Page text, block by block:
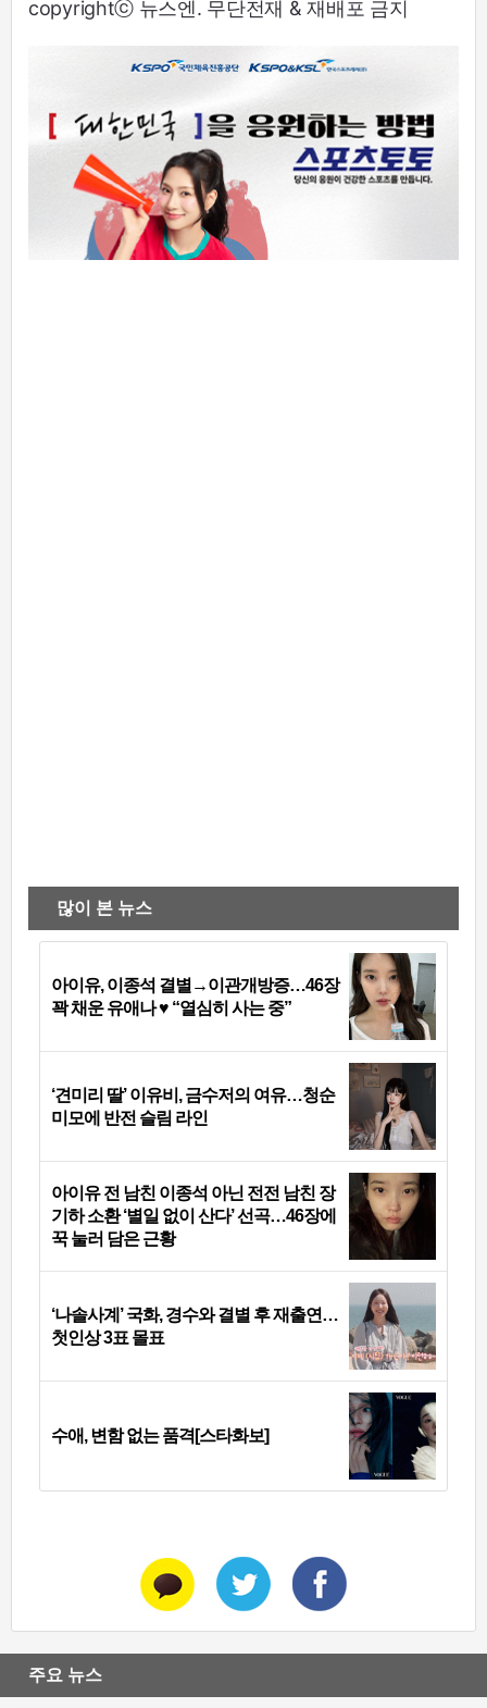
copyrightⓒ 뉴스엔. 무단전재 & 재배포 금지
많이 본 뉴스
아이유, 이종석 결별→이관개방증…46장
꽉 채운 유애나 ♥ “열심히 사는 중”
‘견미리 딸’ 이유비, 금수저의 여유…청순
미모에 반전 슬림 라인
아이유 전 남친 이종석 아닌 전전 남친 장
기하 소환 ‘별일 없이 산다’ 선곡…46장에
꾹 눌러 담은 근황
‘나솔사계’ 국화, 경수와 결별 후 재출연…
첫인상 3표 몰표
수애, 변함 없는 품격[스타화보]
주요 뉴스